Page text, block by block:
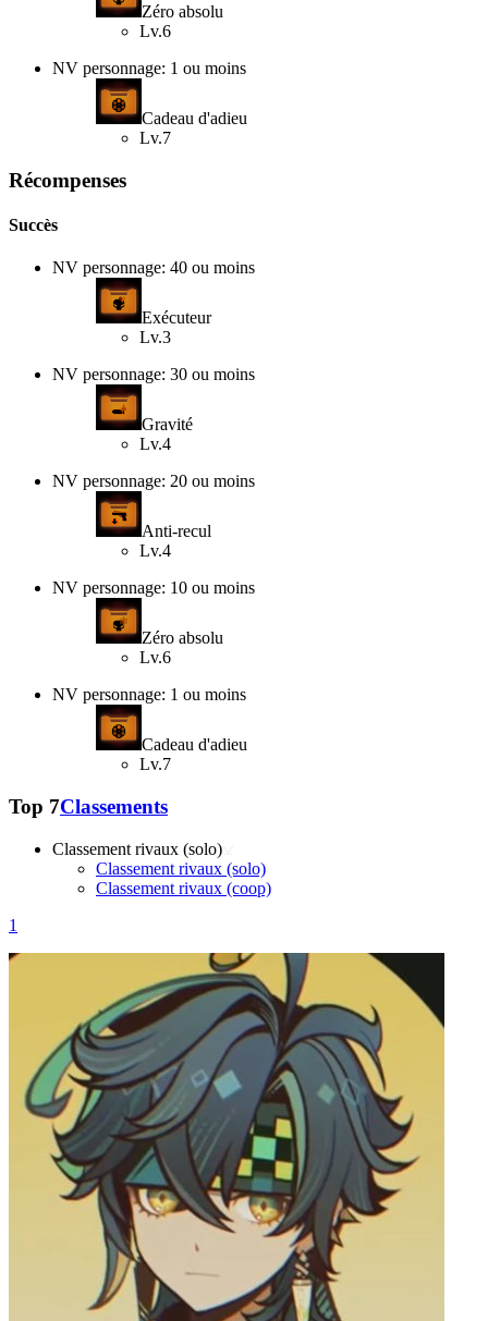
Zéro absolu
Lv.6
NV personnage: 1 ou moins
Cadeau d'adieu
Lv.7
Récompenses
Succès
NV personnage: 40 ou moins
Exécuteur
Lv.3
NV personnage: 30 ou moins
Gravité
Lv.4
NV personnage: 20 ou moins
Anti-recul
Lv.4
NV personnage: 10 ou moins
Zéro absolu
Lv.6
NV personnage: 1 ou moins
Cadeau d'adieu
Lv.7
Top 7Classements
Classement rivaux (solo)
Classement rivaux (solo)
Classement rivaux (coop)
1